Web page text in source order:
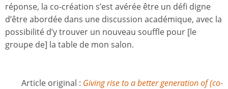
réponse, la co-création s’est avérée être un défi digne
d’être abordée dans une discussion académique, avec la
possibilité d’y trouver un nouveau souffle pour [le
groupe de] la table de mon salon.
Article original : Giving rise to a better generation of (co-